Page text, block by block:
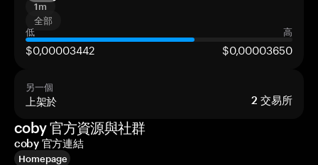
1m
全部
低
高
$0,00003442 $0,00003650
另一個
上架於 2 交易所
coby 官方資源與社群
coby 官方連結
Homepage